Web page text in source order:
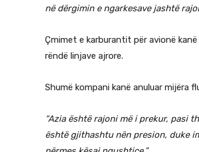
në dërgimin e ngarkesave jashtë
Çmimet e karburantit për avionë
rëndë linjave ajrore.
Shumë kompani kanë anuluar mijëra
“Azia është rajoni më i prekur, pasi
është gjithashtu nën presion, duke